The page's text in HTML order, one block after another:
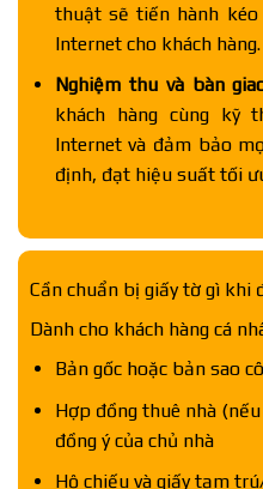
thuật sẽ tiến hành
Internet cho khách hàng.
Nghiệm thu và bàn
khách hàng cùng kỹ
Internet và đảm bảo
định, đạt hiệu suất tối
Cần chuẩn bị giấy tờ gì khi
Dành cho khách hàng cá
Bản gốc hoặc bản sao
Hợp đồng thuê nhà
đồng ý của chủ nhà
Hộ chiếu và giấy tạm